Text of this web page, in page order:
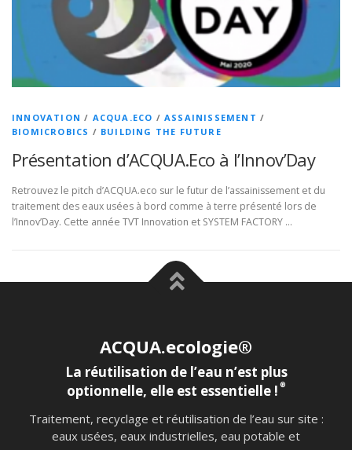
INNOVATION / ACQUA.ECO /ASSAINISSEMENT /
BIOMICROBICS / BUILDING THE FUTURE
Présentation d’ACQUA.Eco à l’Innov’Day
Retrouvez le pitch d’ACQUA.eco sur le futur de l’assainissement et du
traitement des eaux usées à bord comme à terre présenté lors de
l’Innov’Day. Cette année TVT Innovation et SYSTEM FACTORY …
ACQUA.ecologie®
La réutilisation de l’eau n’est plus
optionnelle, elle est essentielle ! ®
Traitement, recyclage et réutilisation de l’eau sur site :
eaux usées, eaux industrielles, eau potable et